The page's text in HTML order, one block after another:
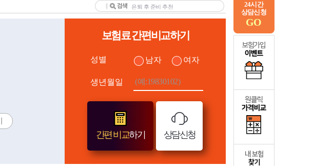
24시간
상담신청
GO
보험료 간편비교하기
성별 남자 여자
생년월일
간편 비교하기 상담신청